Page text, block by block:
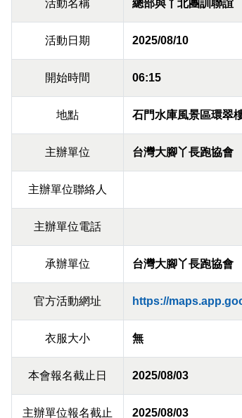
活動名稱 總部與丫北團訓聯誼
活動日期 2025/08/10
開始時間 06:15
地點 石門水庫風景區環翠
主辦單位 台灣大腳丫長跑協會
主辦單位聯絡人
主辦單位電話
承辦單位 台灣大腳丫長跑協會
官方活動網址 https://
衣服大小 無
本會報名截止日 2025/08/03
主辦單位報名截止
2025/08/03